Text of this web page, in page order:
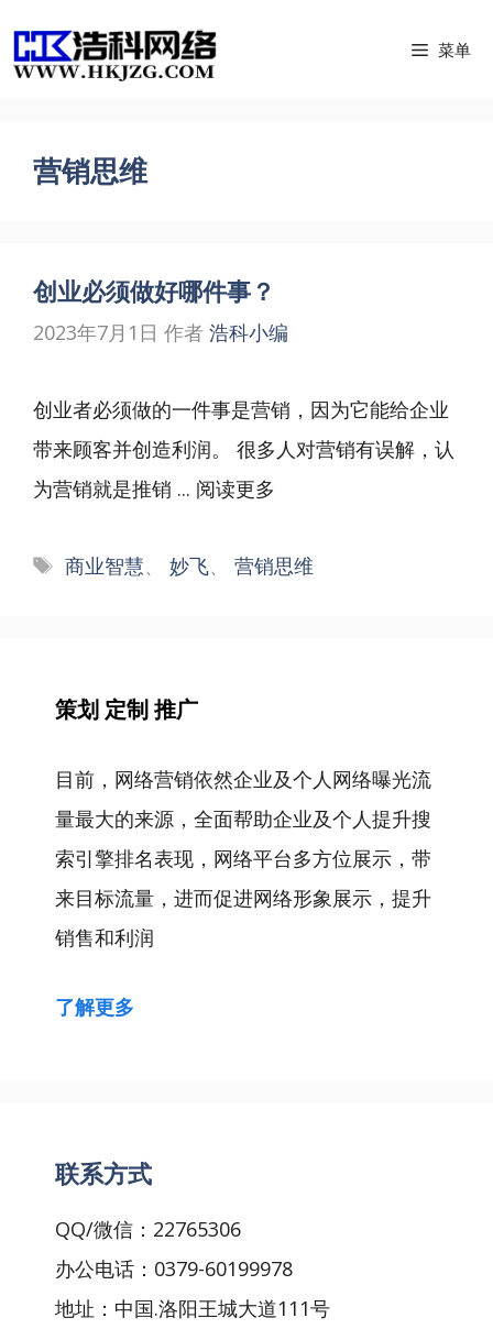
至
菜单
营销思维
创业必须做好哪件事？
2023年7月1日 作者 浩科小编
创业者必须做的一件事是营销，因为它能给企业
带来顾客并创造利润。 很多人对营销有误解，认
为营销就是推销 ... 阅读更多
标
商业智慧、 妙飞、 营销思维
策划 定制 推广
目前，网络营销依然企业及个人网络曝光流
量最大的来源，全面帮助企业及个人提升搜
索引擎排名表现，网络平台多方位展示，带
来目标流量，进而促进网络形象展示，提升
销售和利润
了解更多
联系方式
QQ/微信：22765306
办公电话：0379-60199978
地址：中国.洛阳王城大道111号